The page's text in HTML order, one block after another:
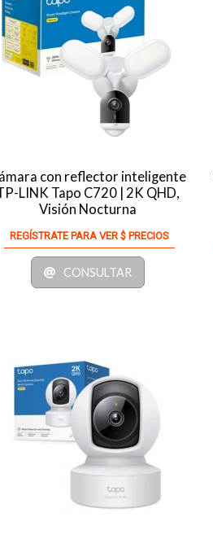
con reflector inteligente
LINK Tapo C720 | 2K QHD,
Visión Nocturna
REGÍSTRATE PARA VER $ PRECIOS
CONSULTAR